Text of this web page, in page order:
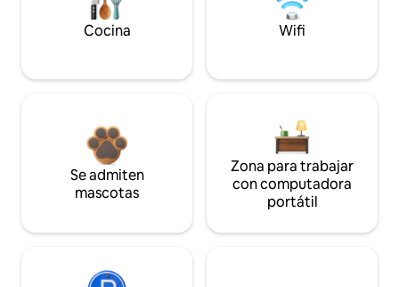
Cocina Wifi
Se admiten
mascotas
Zona para trabajar
con computadora
portátil